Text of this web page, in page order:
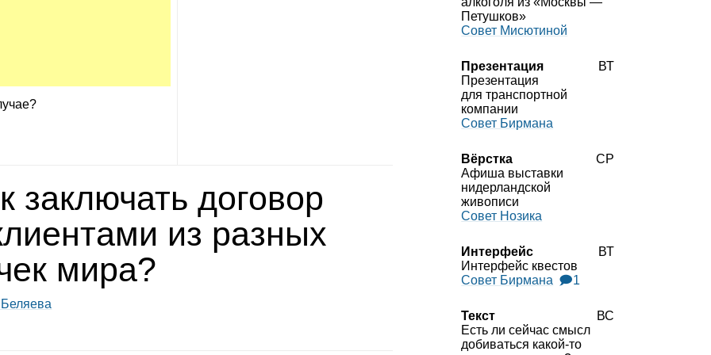
заклю­чать дого­вор
из раз­ных
мира?
Петушков»
Совет Мисютиной
Презентация
Презентация
для транспортной
компании
Совет Бирмана
ВТ
Вёрстка
Афиша выставки
нидерландской
живописи
Совет Нозика
СР
Интерфейс
Интерфейс квестов
Совет Бирмана 🗩1
ВТ
Текст
Есть ли сейчас смысл
добиваться какой‑то
ВС